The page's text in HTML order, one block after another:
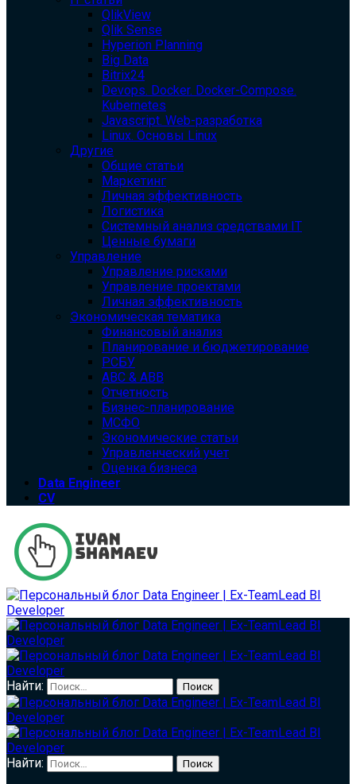
QlikView
Qlik Sense
Hyperion Planning
Big Data
Bitrix24
Devops. Docker. Docker-Compose.
Kubernetes
Javascript. Web-разработка
Linux. Основы Linux
Другие
Общие статьи
Маркетинг
Личная эффективность
Логистика
Системный анализ средствами IT
Ценные бумаги
Управление
Управление рисками
Управление проектами
Личная эффективность
Экономическая тематика
Финансовый анализ
Планирование и бюджетирование
РСБУ
ABC & ABB
Отчетность
Бизнес-планирование
МСФО
Экономические статьи
Управленческий учет
Оценка бизнеса
Data Engineer
CV
Найти:
Найти: